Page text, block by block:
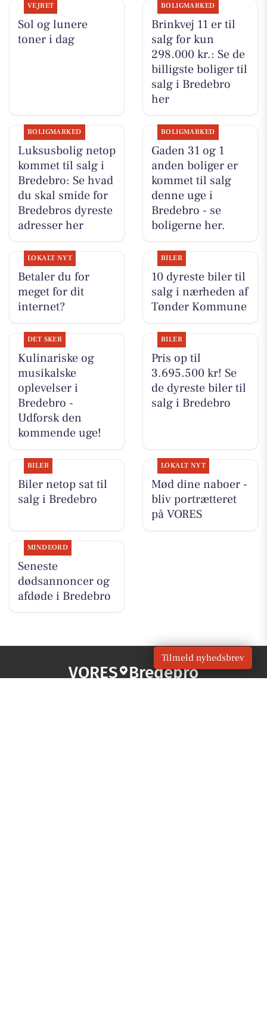
VEJRET
Sol og lunere
toner i dag
BOLIGMARKED
Brinkvej 11 er til
salg for kun
298.000 kr.: Se de
billigste boliger til
salg i Bredebro
her
BOLIGMARKED
Luksusbolig netop
kommet til salg i
Bredebro: Se hvad
du skal smide for
Bredebros dyreste
adresser her
BOLIGMARKED
Gaden 31 og 1
anden boliger er
kommet til salg
denne uge i
Bredebro - se
boligerne her.
LOKALT NYT
Betaler du for
meget for dit
internet?
BILER
10 dyreste biler til
salg i nærheden af
Tønder Kommune
DET SKER
Kulinariske og
musikalske
oplevelser i
Bredebro -
Udforsk den
kommende uge!
BILER
Pris op til
3.695.500 kr! Se
de dyreste biler til
salg i Bredebro
BILER
Biler netop sat til
salg i Bredebro
LOKALT NYT
Mød dine naboer -
bliv portrætteret
på VORES
MINDEORD
Seneste
dødsannoncer og
afdøde i Bredebro
VORES Bredebro
Tilmeld nyhedsbrev